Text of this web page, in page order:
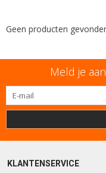
Geen producten
Meld je
KLANTENSERVICE